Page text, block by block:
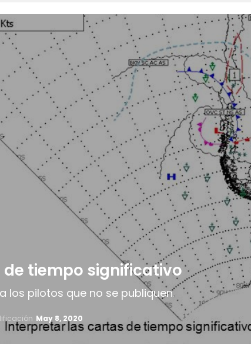
tiempo significativo
los pilotos que no se publiquen.
May 8, 2020